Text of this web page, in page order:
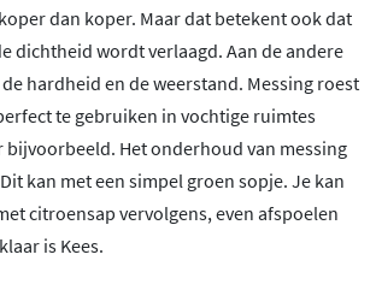
dan koper. Maar dat betekent ook dat
dichtheid wordt verlaagd. Aan de andere
hardheid en de weerstand. Messing roest
te gebruiken in vochtige ruimtes
bijvoorbeeld. Het onderhoud van messing
kan met een simpel groen sopje. Je kan
citroensap vervolgens, even afspoelen
is Kees.